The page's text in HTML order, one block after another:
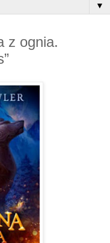
▼
z ognia.